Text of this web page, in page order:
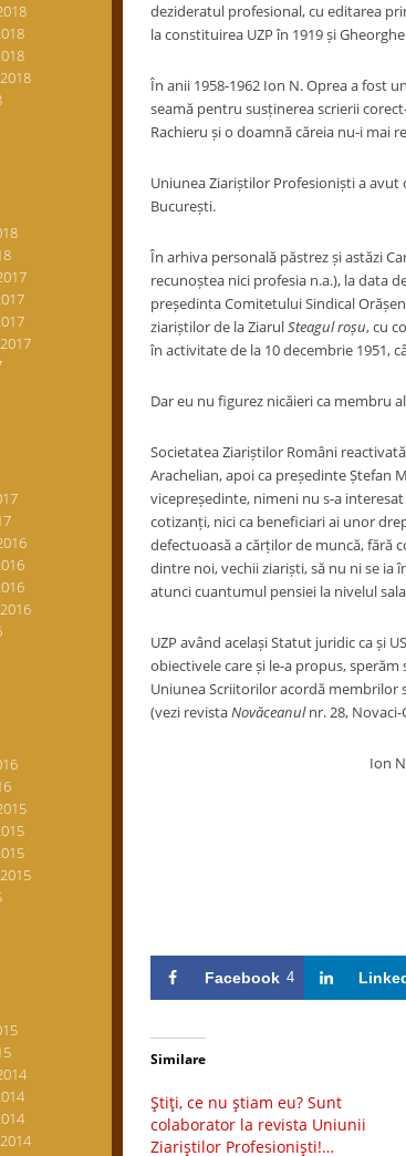
dezideratul profesional, cu editarea
la constituirea UZP în 1919 și
În anii 1958-1962 Ion N. Oprea a fost
seamă pentru susținerea scrierii
Rachieru și o doamnă căreia nu-i mai
Uniunea Ziariștilor Profesioniști a
București.
În arhiva personală păstrez și astăzi
recunoștea nici profesia n.a.), la data
președinta Comitetului Sindical
ziariștilor de la ZiarulSteagul roșu, cu
în activitate de la 10 decembrie 1951,
Dar eu nu figurez nicăieri ca membru
Societatea Ziariștilor Români
Arachelian, apoi ca președinte Ștefan
vicepreședinte, nimeni nu s-a
cotizanți, nici ca beneficiari ai unor
defectuoasă a cărților de muncă, fără
dintre noi, vechii ziariști, să nu ni se
atunci cuantumul pensiei la nivelul
UZP având același Statut juridic ca și
obiectivele care și le-a propus,
Uniunea Scriitorilor acordă membrilor
(vezi revistaNovăceanulnr. 28,
Ion N.
Facebook 4
Similare
Ştiţi, ce nu ştiam eu? Sunt
colaborator la revista Uniunii
Ziariştilor Profesionişti!…